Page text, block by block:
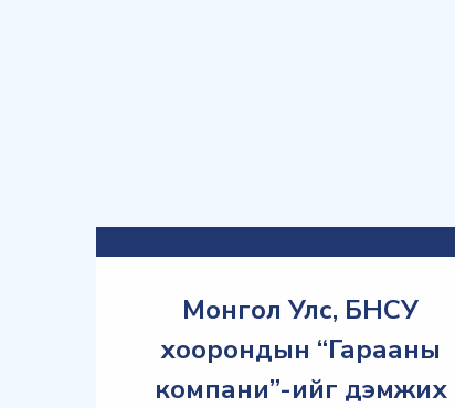
Монгол Улс, БНСУ
хоорондын “Гарааны
компани”-ийг дэмжих